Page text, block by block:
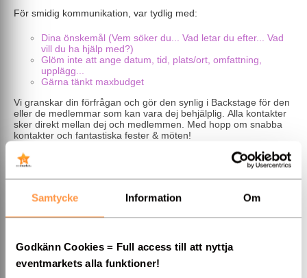
Samtycke Information Om
Godkänn Cookies = Full access till att nyttja
eventmarkets alla funktioner!
För smidig kommunikation, var tydlig med:
Dina önskemål (Vem söker du... Vad letar du efter... Vad
vill du ha hjälp med?)
Glöm inte att ange datum, tid, plats/ort, omfattning,
upplägg...
Gärna tänkt maxbudget
Vi granskar din förfrågan och gör den synlig i Backstage för den
eller de medlemmar som kan vara dej behjälplig. Alla kontakter
sker direkt mellan dej och medlemmen. Med hopp om snabba
kontakter och fantastiska fester & möten!
-------------------------------------------
Har du frågor om medlemskap eller annat? » Kontakta Jennie
på Eventmarket
Har du frågor om fakturor? » Kontakta Johnny på Eventmarket
-------------------------------------------
*För- & efternamn